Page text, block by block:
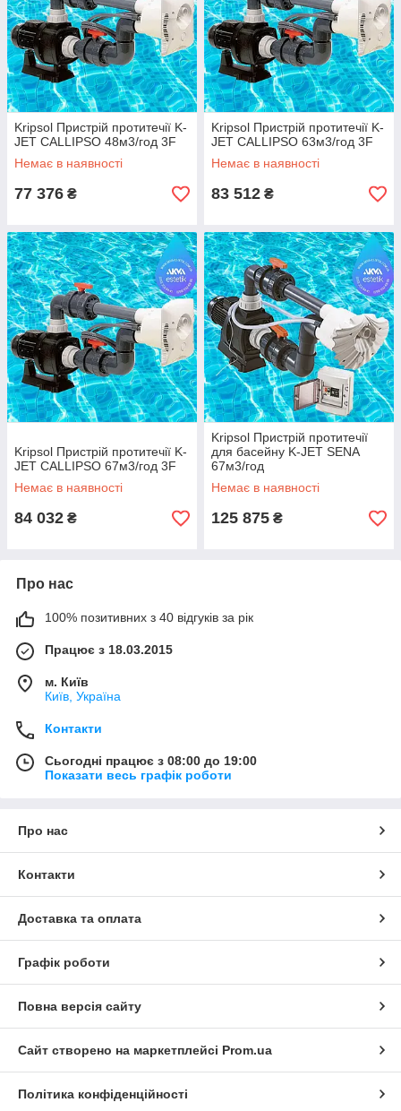
Kripsol Пристрій протитечії K-
JET CALLIPSO 48м3/год 3F
Немає в наявності
77 376 ₴
Kripsol Пристрій протитечії K-
JET CALLIPSO 63м3/год 3F
Немає в наявності
83 512 ₴
Kripsol Пристрій протитечії K-
JET CALLIPSO 67м3/год 3F
Немає в наявності
84 032 ₴
Kripsol Пристрій протитечії
для басейну K-JET SENA
67м3/год
Немає в наявності
125 875 ₴
Про нас
100% позитивних з 40 відгуків за рік
Працює з 18.03.2015
м. Київ
Київ, Україна
Контакти
Сьогодні працює з 08:00 до 19:00
Показати весь графік роботи
Про нас
Контакти
Доставка та оплата
Графік роботи
Повна версія сайту
Сайт створено на маркетплейсі Prom.ua
Політика конфіденційності